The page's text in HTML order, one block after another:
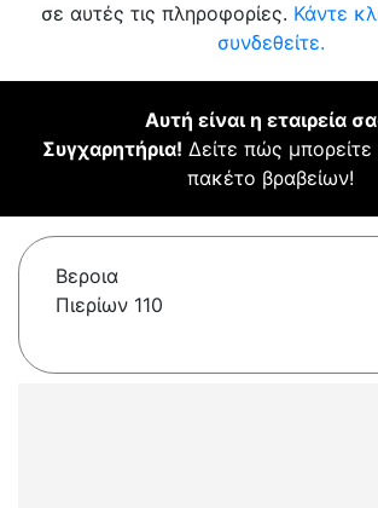
σε αυτές τις πληροφορίες. Κάντε
συνδεθείτε.
Αυτή είναι η εταιρεία
Συγχαρητήρια! Δείτε πώς
πακέτο βραβείων!
Βεροια
Πιερίων 110